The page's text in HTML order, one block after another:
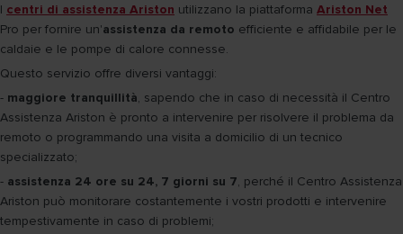
I centri di assistenza Ariston utilizzano la piattaforma Ariston Net
Pro per fornire un'assistenza da remoto efficiente e affidabile per le
caldaie e le pompe di calore connesse.
Questo servizio offre diversi vantaggi:
- maggiore tranquillità, sapendo che in caso di necessità il Centro
Assistenza Ariston è pronto a intervenire per risolvere il problema da
remoto o programmando una visita a domicilio di un tecnico
specializzato;
- assistenza 24 ore su 24, 7 giorni su 7, perché il Centro Assistenza
Ariston può monitorare costantemente i vostri prodotti e intervenire
tempestivamente in caso di problemi;